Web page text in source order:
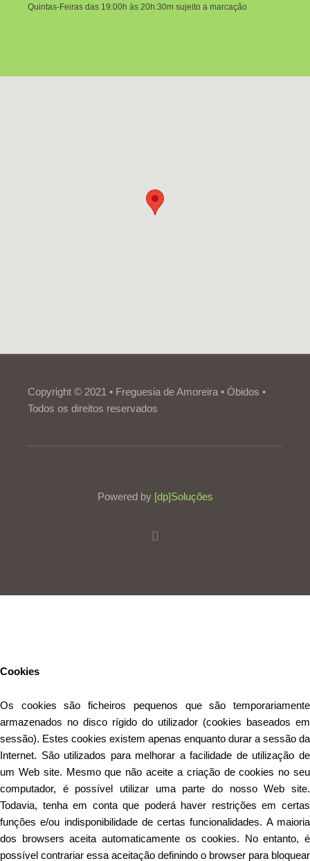
Quintas-Feiras das 19:00h às 20h:30m sujeito a marcação
Copyright © 2021 • Freguesia de Amoreira • Óbidos •
Todos os direitos reservados
Powered by [dp]Soluções
Cookies
Os cookies são ficheiros pequenos que são temporariamente
armazenados no disco rígido do utilizador (cookies baseados em
sessão). Estes cookies existem apenas enquanto durar a sessão da
Internet. São utilizados para melhorar a facilidade de utilização de
um Web site. Mesmo que não aceite a criação de cookies no seu
computador, é possível utilizar uma parte do nosso Web site.
Todavia, tenha em conta que poderá haver restrições em certas
funções e/ou indisponibilidade de certas funcionalidades. A maioria
dos browsers aceita automaticamente os cookies. No entanto, é
possível contrariar essa aceitação definindo o browser para bloquear